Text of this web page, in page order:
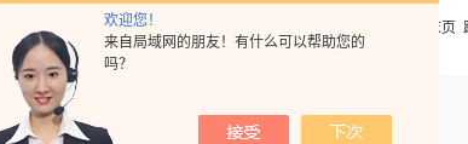
欢迎您！
来自局域网的朋友！有什么可以帮助您的
吗？
共 1 条记录，当前 1 / 1 页 首页 上一页 下一页 末页